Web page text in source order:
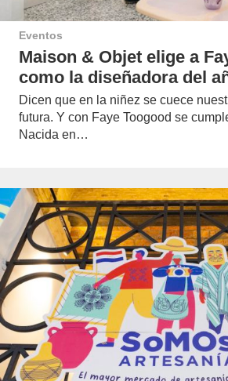
Eventos
Maison & Objet elige a
como la diseñadora del
Dicen que en la niñez se cuece
futura. Y con Faye Toogood se
Nacida en…